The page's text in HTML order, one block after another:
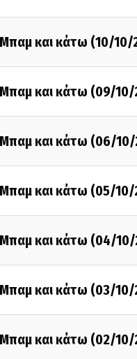
Μπαμ και κάτω (10/10/
Μπαμ και κάτω (09/10/
Μπαμ και κάτω (06/10/
Μπαμ και κάτω (05/10/
Μπαμ και κάτω (04/10/
Μπαμ και κάτω (03/10/
Μπαμ και κάτω (02/10/